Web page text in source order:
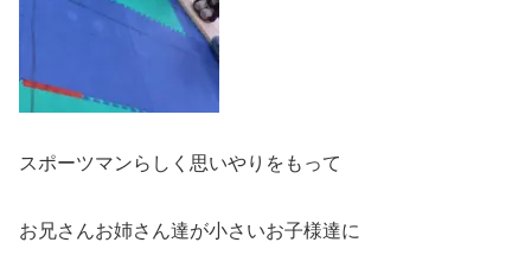
スポーツマンらしく思いやりをもって
お兄さんお姉さん達が小さいお子様達に